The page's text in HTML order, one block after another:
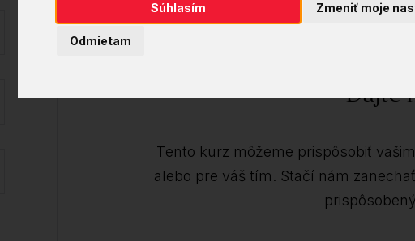
Súhlasím
Odmietam
Zmeniť moje
Chcete tento
Dajte
Tento kurz môžeme prispôsobiť
alebo pre váš tím. Stačí nám